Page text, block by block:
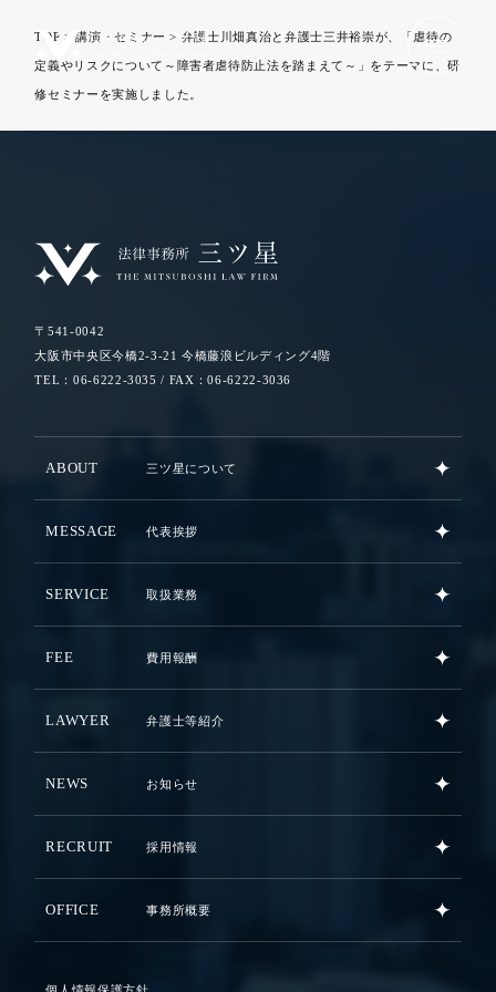
TOP >講演・セミナー > 弁護士川畑真治と弁護士三井裕崇が、「虐待の
定義やリスクについて～障害者虐待防止法を踏まえて～」をテーマに、研
修セミナーを実施しました。
〒541-0042
大阪市中央区今橋2-3-21 今橋藤浪ビルディング4階
TEL：06-6222-3035 / FAX：06-6222-3036
ABOUT 三ツ星について
MESSAGE 代表挨拶
SERVICE 取扱業務
FEE 費用報酬
LAWYER 弁護士等紹介
NEWS お知らせ
RECRUIT 採用情報
OFFICE 事務所概要